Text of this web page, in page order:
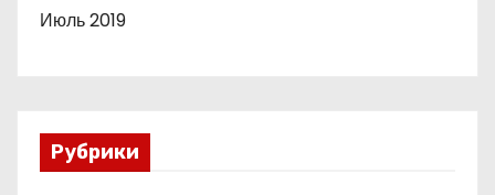
Июль 2019
Рубрики